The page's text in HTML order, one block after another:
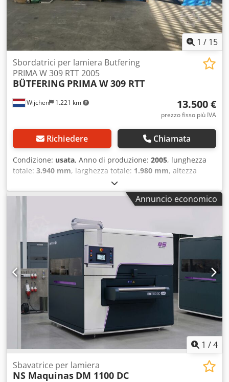
1 / 15
Wijchen 1.221 km
Sbordatrici per lamiera Butfering
PRIMA W 309 RTT 2005
BÜTFERING PRIMA W 309 RTT
13.500 €
prezzo fisso più IVA
Richiedere Chiamata
Condizione: usata, Anno di produzione: 2005, lunghezza
totale: 3.940 mm, larghezza totale: 1.980 mm, altezza
, Peso a vuoto: 7.000 kg Crsdpjxwnbujfx
Agmsf Larghezza di lavoro: 950 mm Altezza di lavoro: 0,5-
120 mm - Anno di costruzione: 2005 - Documentazione
presente: No - Numero di serie: - Controllo: CNC - Numero
delle stazioni [pz.]: 3 - Tipo stazione 1: Nastro abrasivo -
Tipo stazione 2: Spazzola rotante - Tipo stazione 3:
Spazzola rotante - Potenza [kW]: 39 - Spessore minimo
lamiera [mm]: 0,5 - Spessore massimo lamiera [mm]: 120 -
Larghezza massima di lavoro [mm]: 950 - Dimensioni di
trasporto: 3940 mm x 1980 mm x 2010 mm (L x P x A) - Peso
di trasporto [kg]: 7000 kg - Colli di trasporto [pz.]: 4
Informazioni finanziarie IVA: Il prezzo indicato è al netto
dell’IVA IVA/fatturazione differenziale: IVA detraibile per
aziende Consegna e permuta possibili in qualsiasi
momento per tutte le apparecchiature industriali Lukas
Annuncio economico
1 /4
Sbavatrice per lamiera
NS Maquinas DM 1100 DC